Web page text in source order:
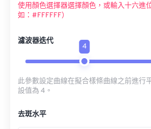
使用顏色選擇器選擇顏色，或輸入十六進
如：#FFFFFF）
濾波器迭代
4
此參數設定曲線在擬合樣條曲線之前進行
設值為 4。
去斑水平